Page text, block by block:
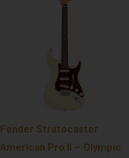
Fender Stratocaster
American Pro II – Olympic